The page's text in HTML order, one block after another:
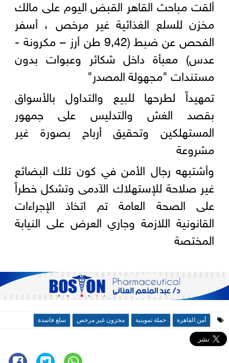
ألقت مباحث القاهر القبض اليوم على مالك
مخزن للسلع الغذائية غير مرخص ، أسفر
الفحص عن ضبط (9,42 طن أرز – مكرونة -
عدس) معبأة داخل شكائر وعبوات بدون
مستندات "مجهولة المصدر"
تمهيداً لطرحها للبيع والتداول بالأسواق
بقصد الغش والتدليس على جمهور
المستهلكين وتحقيق أرباح بصورة غير
مشروعة
وأشتبهه رجال الأمن في كون تلك البضائع
غير صلاحة للإستهلاك الآدمى وتشكل خطراً
على الصحة العامة تم اتخاذ الإجراءات
القانونية اللازمة وجاري العرض على النيابة
المختصة
أمن القاهرة حملة تموينية مخزون غير مرخص سلع فاسدة